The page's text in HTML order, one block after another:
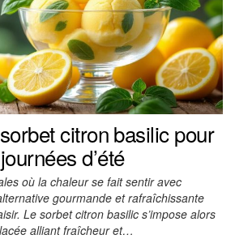
citron basilic pour
d’été
où la chaleur se fait sentir avec
gourmande et rafraîchissante
Le sorbet citron basilic s’impose alors
alliant fraîcheur et…